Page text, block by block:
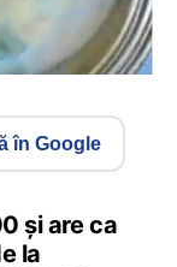
în Google
și are ca
la